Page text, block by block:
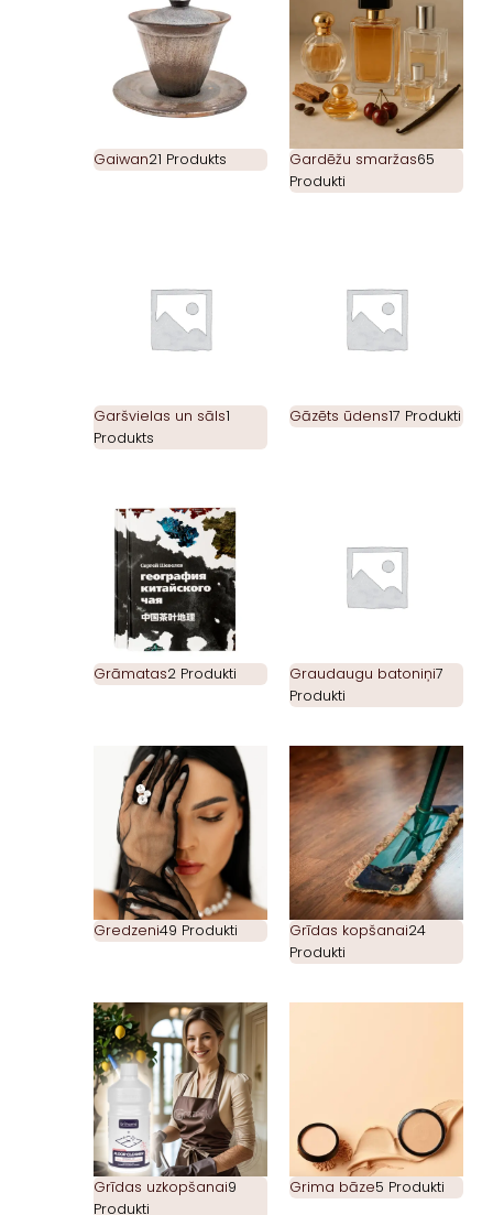
Gaiwan21 Produkts Gardēžu smaržas65
Produkti
Garšvielas un sāls1
Produkts
Gāzēts ūdens17 Produkti
Grāmatas2 Produkti Graudaugu batoniņi7
Produkti
Gredzeni49 Produkti Grīdas kopšanai24
Produkti
Grīdas uzkopšanai9
Produkti
Grima bāze5 Produkti